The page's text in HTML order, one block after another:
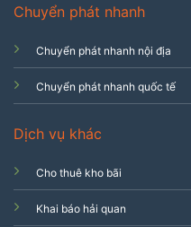
Chuyển phát nhanh
Chuyển phát nhanh nội địa
Chuyển phát nhanh quốc tế
Dịch vụ khác
Cho thuê kho bãi
Khai báo hải quan